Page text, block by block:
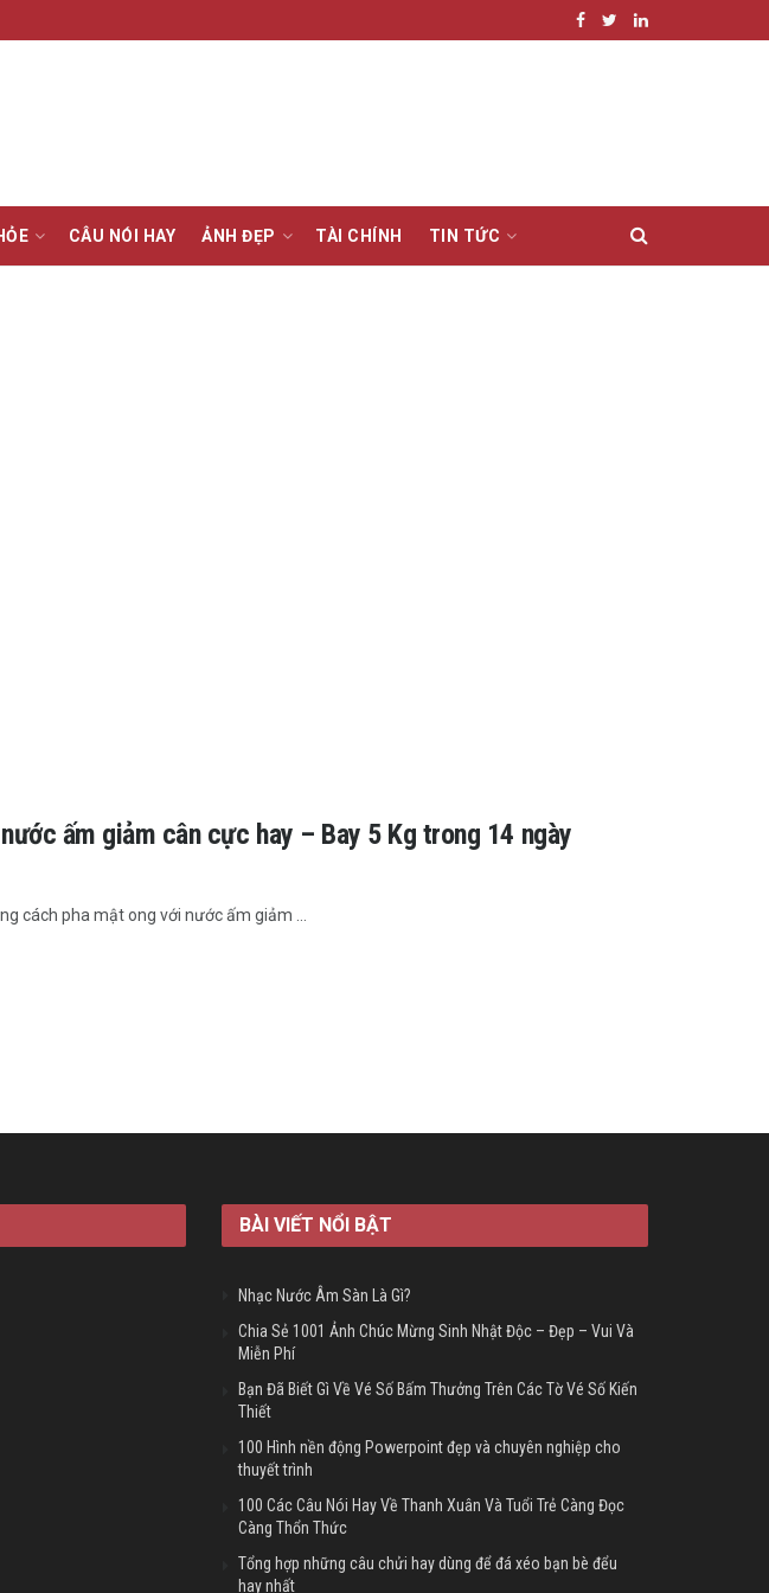
CÂU NÓI HAY ẢNH ĐẸP TÀI CHÍNH TIN TỨC
ấm giảm cân cực hay – Bay 5 Kg trong 14 ngày
cách pha mật ong với nước ấm giảm ...
BÀI VIẾT NỔI BẬT
Nhạc Nước Âm Sàn Là Gì?
Chia Sẻ 1001 Ảnh Chúc Mừng Sinh Nhật Độc – Đẹp – Vui Và
Miễn Phí
Bạn Đã Biết Gì Về Vé Số Bấm Thưởng Trên Các Tờ Vé Số Kiến
Thiết
100 Hình nền động Powerpoint đẹp và chuyên nghiệp cho
thuyết trình
100 Các Câu Nói Hay Về Thanh Xuân Và Tuổi Trẻ Càng Đọc
Càng Thổn Thức
Tổng hợp những câu chửi hay dùng để đá xéo bạn bè đểu
hay nhất